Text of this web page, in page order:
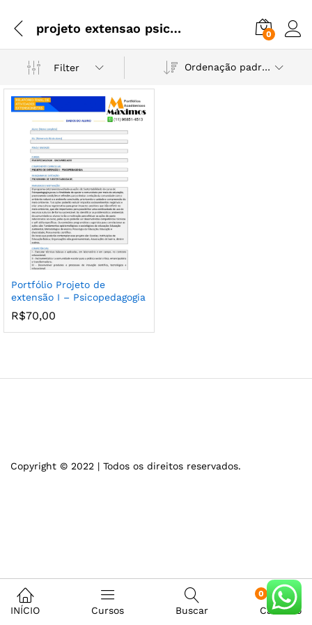
projeto extensao psicopedagogia 0
Filter Ordenação padrão
Portfólio Projeto de
extensão I – Psicopedagogia
R$70,00
Copyright © 2022 | Todos os direitos reservados.
INÍCIO Cursos Buscar
0
Carrinho